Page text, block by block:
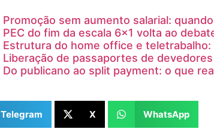
Promoção sem aumento salarial:
PEC do fim da escala 6×1 volta ao
Estrutura do home office e
Liberação de passaportes de
Do publicano ao split payment: o que
Telegram X WhatsApp